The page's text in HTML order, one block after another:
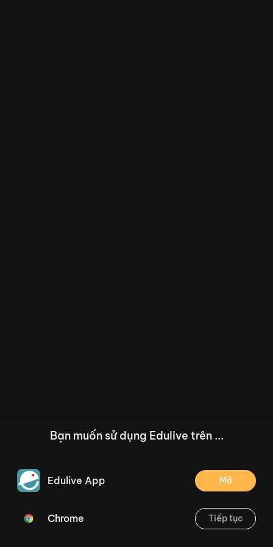
/--
Thoát
Bạn muốn sử dụng Edulive trên ...
Edulive App Mở
Chrome Tiếp tục